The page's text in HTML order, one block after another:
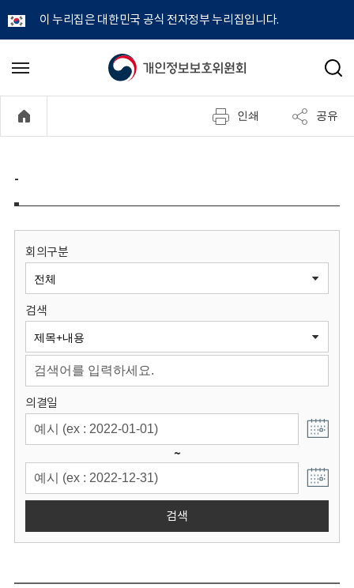
이 누리집은 대한민국 공식 전자정부 누리집입니다.
개
정
보
원
회
메
기
검
인쇄 공유
-
회의구분
검색
의결일
~
검색